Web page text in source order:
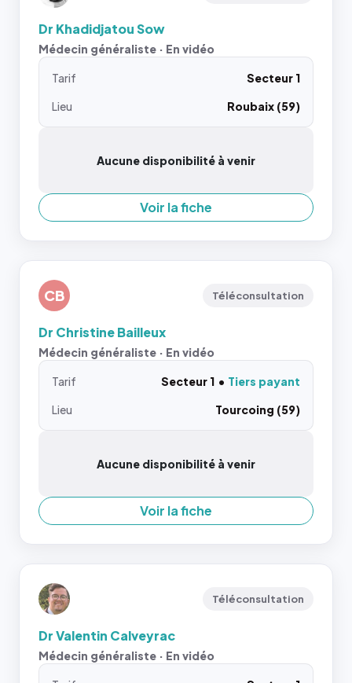
Dr Khadidjatou Sow
Médecin généraliste · En vidéo
Tarif
Secteur 1
Lieu
Roubaix (59)
Aucune disponibilité à venir
Voir la fiche
CB Téléconsultation
Dr Christine Bailleux
Médecin généraliste · En vidéo
Tarif Secteur 1
Tiers payant
Lieu
Tourcoing (59)
Aucune disponibilité à venir
Voir la fiche
Téléconsultation
Dr Valentin Calveyrac
Médecin généraliste · En vidéo